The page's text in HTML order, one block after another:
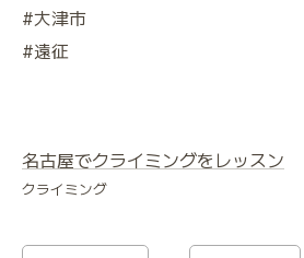
#大津市
#遠征
名古屋でクライミングをレッスン
クライミング